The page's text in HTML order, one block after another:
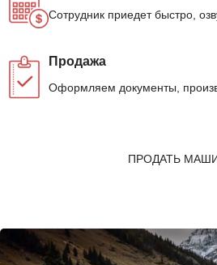
Сотрудник приедет быстро,
Продажа
Оформляем документы,
ПРОДАТЬ